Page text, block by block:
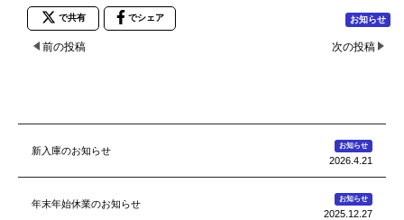
で共有 でシェア お知らせ
前の投稿 次の投稿
新入庫のお知らせ お知らせ
2026.4.21
年末年始休業のお知らせ お知らせ
2025.12.27